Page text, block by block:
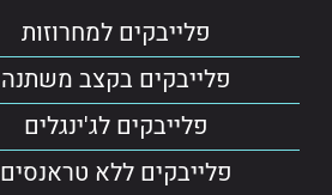
פלייבקים למחרוזות
פלייבקים בקצב משתנה
פלייבקים לג'ינגלים
פלייבקים ללא טראנסים